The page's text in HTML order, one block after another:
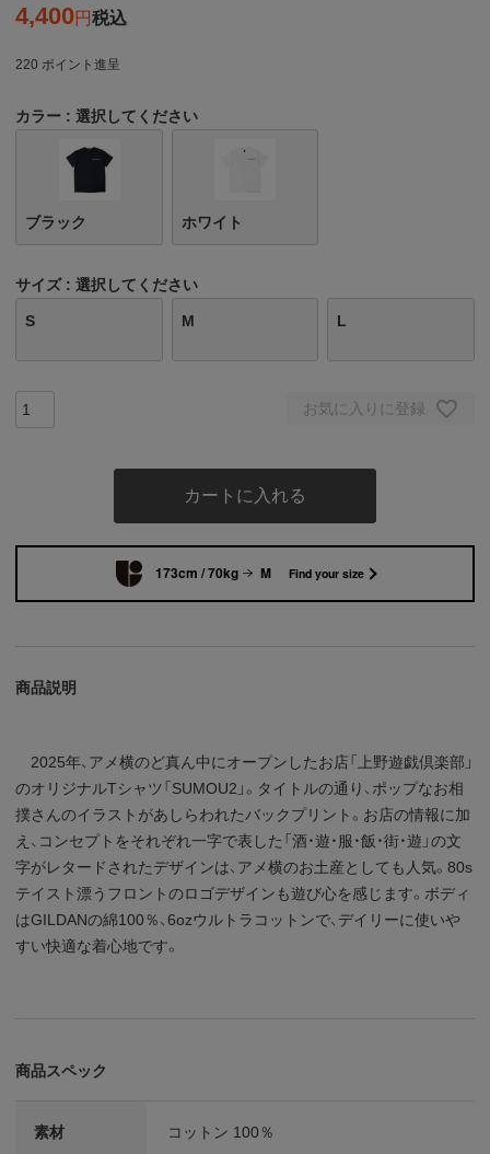
4,400 税込
220 ポイント進呈
カラー 選択してください
ブラック ホワイト
サイズ 選択してください
S M L
お気に入りに登録
カートに入れる
173cm / 70kg M Find your size
商品説明
2025年、アメ横のど真ん中にオープンしたお店「上野遊戯倶楽部」
のオリジナルTシャツ「SUMOU2」。タイトルの通り、ポップなお相
撲さんのイラストがあしらわれたバックプリント。お店の情報に加
え、コンセプトをそれぞれ一字で表した「酒・遊・服・飯・街・遊」の文
字がレタードされたデザインは、アメ横のお土産としても人気。80s
テイスト漂うフロントのロゴデザインも遊び心を感じます。ボディ
はGILDANの綿100％、6ozウルトラコットンで、デイリーに使いや
すい快適な着心地です。
商品スペック
素材 コットン 100％